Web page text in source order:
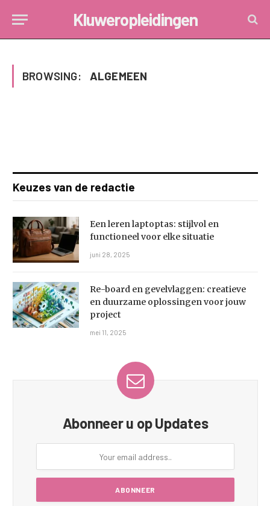
Kluweropleidingen
BROWSING: ALGEMEEN
Keuzes van de redactie
Een leren laptoptas: stijlvol en
functioneel voor elke situatie
juni 28, 2025
Re-board en gevelvlaggen: creatieve
en duurzame oplossingen voor jouw
project
mei 11, 2025
Abonneer u op Updates